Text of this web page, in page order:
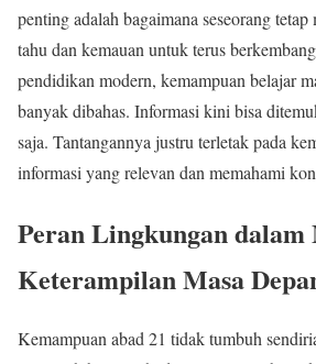
penting adalah bagaimana seseorang
tahu dan kemauan untuk terus
pendidikan modern, kemampuan belajar
banyak dibahas. Informasi kini bisa
saja. Tantangannya justru terletak pada
informasi yang relevan dan memahami
Peran Lingkungan
Keterampilan Masa
Kemampuan abad 21 tidak tumbuh